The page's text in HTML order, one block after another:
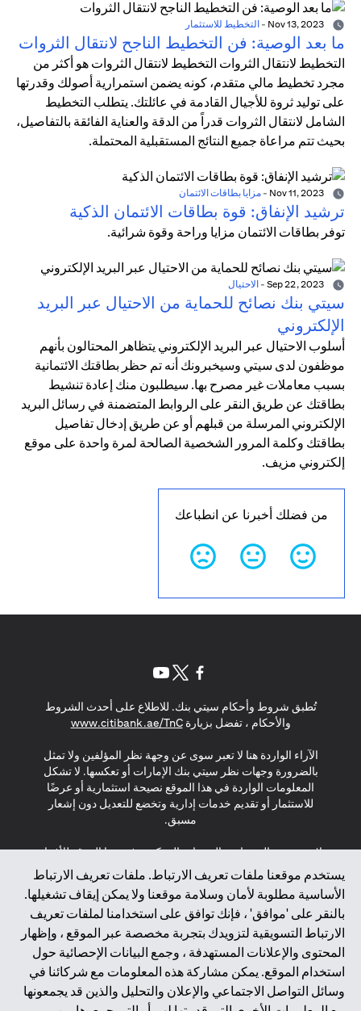
- التخطيط للاستثمار
ما بعد الوصية: فن التخطيط الناجح لانتقال الثروات
التخطيط لانتقال الثروات التخطيط لانتقال الثروات هو أكثر من
مجرد تخطيط مالي متقدم، كونه يضمن استمرارية أصولك وقدرتها
على توليد ثروة للأجيال القادمة في عائلتك. يتطلب التخطيط
الشامل لانتقال الثروات قدراً من الدقة والعناية الفائقة بالتفاصيل،
بحيث تتم مراعاة جميع النتائج المستقبلية المحتملة.
- مزايا بطاقات الائتمان
ترشيد الإنفاق: قوة بطاقات الائتمان الذكية
توفر بطاقات الائتمان مزايا وراحة وقوة شرائية.
- الاحتيال
سيتي بنك نصائح للحماية من الاحتيال عبر البريد
الإلكتروني
أسلوب الاحتيال عبر البريد الإلكتروني يتظاهر المحتالون بأنهم
موظفون لدى سيتي وسيخبرونك أنه تم حظر بطاقتك الائتمانية
بسبب معاملات غير مصرح بها. سيطلبون منك إعادة تنشيط
بطاقتك عن طريق النقر على الروابط المتضمنة في رسائل البريد
الإلكتروني المرسلة من قبلهم أو عن طريق إدخال تفاصيل
بطاقتك وكلمة المرور الشخصية الصالحة لمرة واحدة على موقع
إلكتروني مزيف.
من فضلك أخبرنا عن انطباعك
يستخدم موقعنا ملفات تعريف الارتباط. ملفات تعريف الارتباط
الأساسية مطلوبة لأمان وسلامة موقعنا ولا يمكن إيقاف تشغيلها.
بالنقر على 'موافق' ، فإنك توافق على استخدامنا لملفات تعريف
الارتباط التسويقية لتزويدك بتجربة مخصصة عبر الموقع ، وإظهار
المحتوى والإعلانات المستهدفة ، وجمع البيانات الإحصائية حول
استخدام الموقع. يمكن مشاركة هذه المعلومات مع شركائنا في
وسائل التواصل الاجتماعي والإعلان والتحليل والذين قد يجمعونها
تُطبق شروط وأحكام سيتي بنك. للاطلاع على أحدث الشروط
والأحكام ، تفضل بزيارةwww.citibank.ae/TnC
(opens in a new tab)
الآراء الواردة هنا لا تعبر سوى عن وجهة نظر المؤلفين ولا تمثل
بالضرورة وجهات نظر سيتي بنك الإمارات أو تعكسها. لا تشكل
المعلومات الواردة في هذا الموقع نصيحة استثمارية أو عرضًا
للاستثمار أو تقديم خدمات إدارية وتخضع للتعديل دون إشعار
مسبق.
لا يتم تقديم المنتجات والخدمات المذكورة في هذا الموقع للأفراد
المقيمين في الاتحاد الأوروبي أو المنطقة الاقتصادية الأوروبية أو
سويسرا أو غيرنسي أو جيرسي أو موناكو أو سان مارينو أو
الفاتيكان أو جزيرة مان أو المملكة المتحدة أو خصوصية البيانات
(لائحة حماية البيانات العامة \ قانون حماية البيانات الشخصية
العامة \ قانون خصوصية نيوزيلندا). المحتوى الموجود في هذه
الصفحة ليس ولا ينبغي تفسيره على أنه عرض أو دعوة أو دعوة
لشراء أو بيع أي من المنتجات والخدمات المذكورة هنا لمثل هؤلاء
الأفراد.